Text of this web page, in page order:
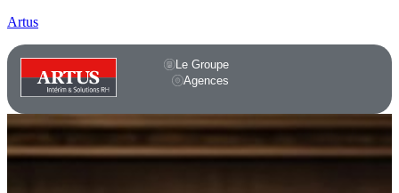
Artus
Le Groupe
Agences